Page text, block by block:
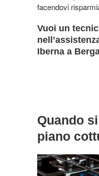
facendovi
Vuoi un
Iberna a
Quando
piano